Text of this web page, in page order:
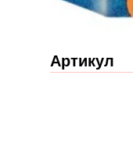
Артикул